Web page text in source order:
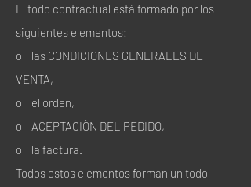
El todo contractual está formado por los
siguientes elementos:
o las CONDICIONES GENERALES DE
VENTA,
o el orden,
o ACEPTACIÓN DEL PEDIDO,
o la factura.
Todos estos elementos forman un todo